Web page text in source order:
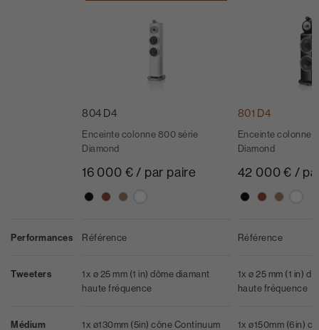
Performances
Tweeters
Médium
804 D4
Enceinte colonne 800 série
Diamond
16 000 € / par paire
Référence
1x ø 25 mm (1 in) dôme diamant
haute fréquence
1x ø130mm (5in) cône Continuum
801 D4
Enceinte colonne
Diamond
42 000 € /
Référence
1x ø 25 mm (1 in)
haute fréquence
1x ø150mm (6in)